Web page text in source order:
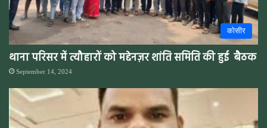
कोसीर
थाना परिसर में त्यौहारों को मद्देनज़र शांति समिति की हुई बैठक
September 14, 2024